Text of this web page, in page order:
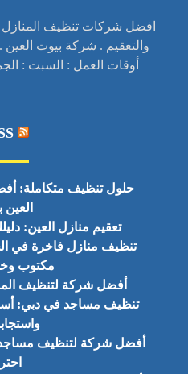
افضل شركات تنظيف
أوقات العمل : السبت : الجمعه 6 صباحا : 12
حلول تنظيف متكاملة:
تعقيم منازل العين:
تنظيف منازل فاخرة في
مكتوب
أفضل شركة لتنظيف
تنظيف مساجد في دبي:
أفضل شركة لتنظيف مساجد